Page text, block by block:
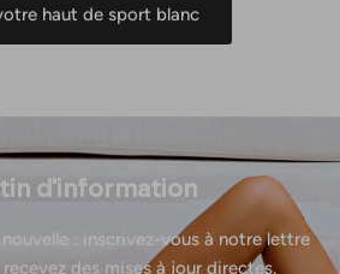
haut de sport blanc
d'information
: inscrivez-vous à notre lettre
des mises à jour directes.